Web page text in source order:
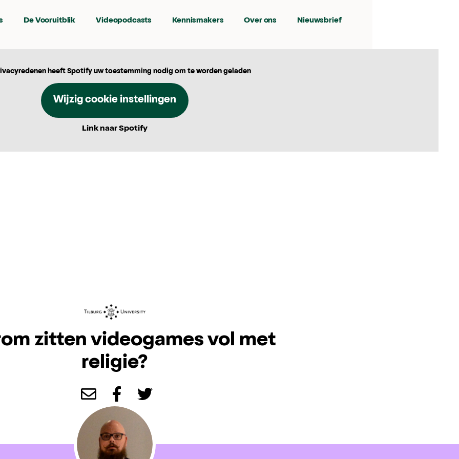
De Vooruitblik Videopodcasts Kennismakers Over ons Nieuwsbrief
heeft Spotify uw toestemming nodig om te worden geladen
Wijzig cookie instellingen
Link naar Spotify
zitten videogames vol met
religie?